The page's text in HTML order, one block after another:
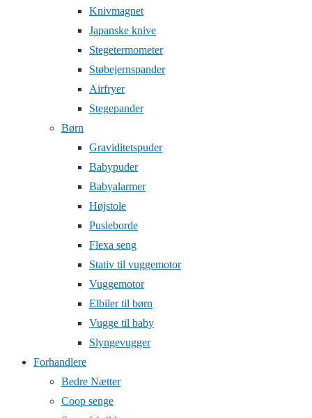
Knivmagnet
Japanske knive
Stegetermometer
Støbejernspander
Airfryer
Stegepander
Børn
Graviditetspuder
Babypuder
Babyalarmer
Højstole
Pusleborde
Flexa seng
Stativ til vuggemotor
Vuggemotor
Elbiler til børn
Vugge til baby
Slyngevugger
Forhandlere
Bedre Nætter
Coop senge